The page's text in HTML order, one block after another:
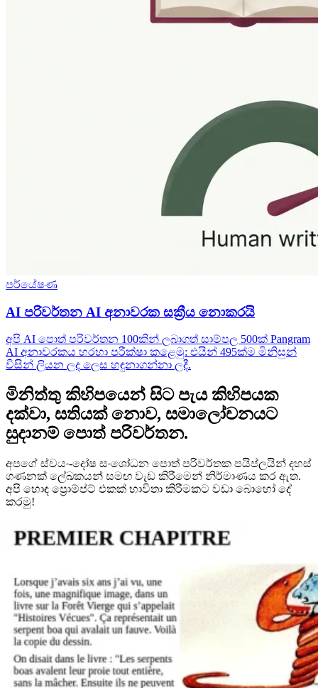
පර්යේෂණ
AI පරිවර්තන AI අනාවරක සක්‍රීය නොකරයි
අපි AI පොත් පරිවර්තන 100කින් ලබාගත් සාම්පල 500ක් Pangram
AI අනාවරකය හරහා පරීක්ෂා කළෙමු: එයින් 495ක්ම මිනිසුන්
විසින් ලියන ලද ලෙස හඳුනාගන්නා ලදී.
මිනිත්තු කිහිපයෙන් සිට පැය කිහිපයක
දක්වා, සතියක් නොව, සමාලෝචනයට
සුදානම් පොත් පරිවර්තන.
අපගේ ස්වයං-දෝෂ සංශෝධන පොත් පරිවර්තක පයිප්ලයින් දහස්
ගණනක් ලේඛකයන් සමඟ වැඩ කිරීමෙන් නිර්මාණය කර ඇත.
අපි හොඳ ප්‍රොම්ප්ට් එකක් භාවිතා කිරීමකට වඩා බොහෝ දේ
කරමු!